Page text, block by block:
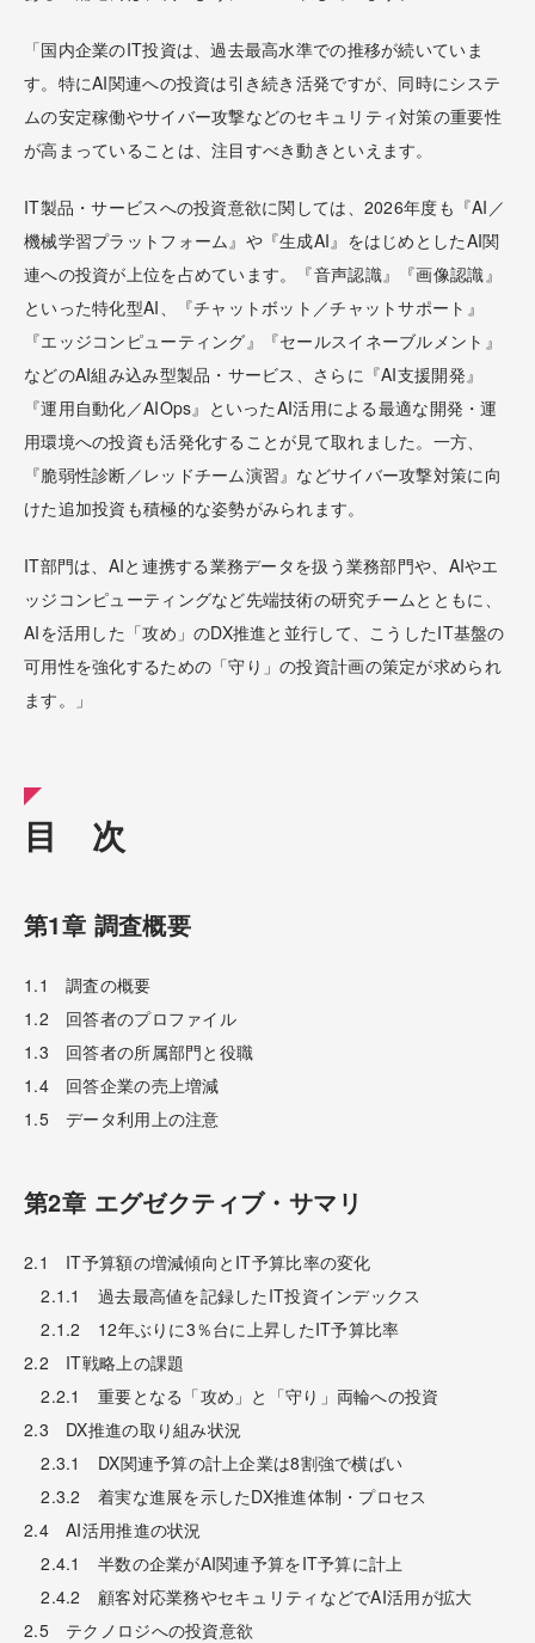
「国内企業のIT投資は、過去最高水準での推移が続いていま
す。特にAI関連への投資は引き続き活発ですが、同時にシステ
ムの安定稼働やサイバー攻撃などのセキュリティ対策の重要性
が高まっていることは、注目すべき動きといえます。
IT製品・サービスへの投資意欲に関しては、2026年度も『AI／
機械学習プラットフォーム』や『生成AI』をはじめとしたAI関
連への投資が上位を占めています。『音声認識』『画像認識』
といった特化型AI、『チャットボット／チャットサポート』
『エッジコンピューティング』『セールスイネーブルメント』
などのAI組み込み型製品・サービス、さらに『AI支援開発』
『運用自動化／AIOps』といったAI活用による最適な開発・運
用環境への投資も活発化することが見て取れました。一方、
『脆弱性診断／レッドチーム演習』などサイバー攻撃対策に向
けた追加投資も積極的な姿勢がみられます。
IT部門は、AIと連携する業務データを扱う業務部門や、AIやエ
ッジコンピューティングなど先端技術の研究チームとともに、
AIを活用した「攻め」のDX推進と並行して、こうしたIT基盤の
可用性を強化するための「守り」の投資計画の策定が求められ
ます。」
目 次
第1章 調査概要
1.1 調査の概要
1.2 回答者のプロファイル
1.3 回答者の所属部門と役職
1.4 回答企業の売上増減
1.5 データ利用上の注意
第2章 エグゼクティブ・サマリ
2.1 IT予算額の増減傾向とIT予算比率の変化
2.1.1 過去最高値を記録したIT投資インデックス
2.1.2 12年ぶりに3％台に上昇したIT予算比率
2.2 IT戦略上の課題
2.2.1 重要となる「攻め」と「守り」両輪への投資
2.3 DX推進の取り組み状況
2.3.1 DX関連予算の計上企業は8割強で横ばい
2.3.2 着実な進展を示したDX推進体制・プロセス
2.4 AI活用推進の状況
2.4.1 半数の企業がAI関連予算をIT予算に計上
2.4.2 顧客対応業務やセキュリティなどでAI活用が拡大
2.5 テクノロジへの投資意欲